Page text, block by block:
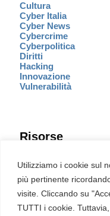
Utilizziamo i cookie sul
più pertinente
visite. Cliccando su
TUTTI i cookie.
Cultura
Cyber Italia
Cyber News
Cybercrime
Cyberpolitica
Diritti
Hacking
Innovazione
Vulnerabilità
Risorse
Eventi
Fumetto Cyber
Newsletter
Servizi
Pubblicità